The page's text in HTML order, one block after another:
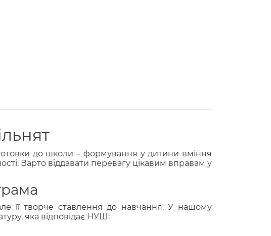
до школи – формування у дитини вміння
Варто віддавати перевагу цікавим вправам у
її творче ставлення до навчання. У нашому
яка відповідає НУШ: